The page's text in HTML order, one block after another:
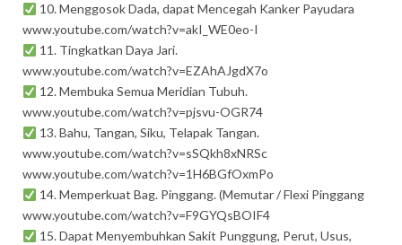
10. Menggosok Dada, dapat Mencegah Kanker Payudara
www.youtube.com/watch?v=akI_WE0eo-I
11. Tingkatkan Daya Jari.
www.youtube.com/watch?v=EZAhAJgdX7o
12. Membuka Semua Meridian Tubuh.
www.youtube.com/watch?v=pjsvu-OGR74
13. Bahu, Tangan, Siku, Telapak Tangan.
www.youtube.com/watch?v=sSQkh8xNRSc
www.youtube.com/watch?v=1H6BGfOxmPo
14. Memperkuat Bag. Pinggang. (Memutar / Flexi Pinggang
www.youtube.com/watch?v=F9GYQsBOIF4
15. Dapat Menyembuhkan Sakit Punggung, Perut, Usus,